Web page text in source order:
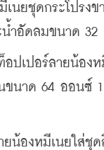
อัดลมขนาด 32
นาด 64 ออนซ์
ายน้องหมีเนยใส่